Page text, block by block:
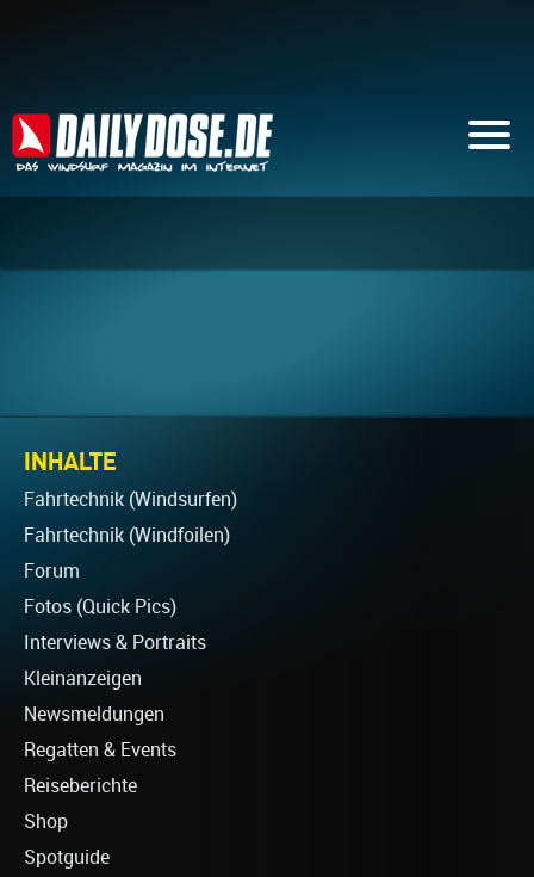
INHALTE
Fahrtechnik (Windsurfen)
Fahrtechnik (Windfoilen)
Forum
Fotos (Quick Pics)
Interviews & Portraits
Kleinanzeigen
Newsmeldungen
Regatten & Events
Reiseberichte
Shop
Spotguide